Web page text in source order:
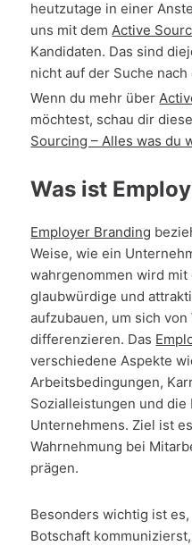
heutzutage in einer
uns mit demActive
Kandidaten. Das sind
nicht auf der Suche
Wenn du mehr über
möchtest, schau dir
Sourcing – Alles was du
Was ist
Employer Branding
Weise, wie ein
wahrgenommen wird mit
glaubwürdige und
aufzubauen, um sich
differenzieren. Das
verschiedene Aspekte
Arbeitsbedingungen,
Sozialleistungen und die
Unternehmens. Ziel ist
Wahrnehmung bei
prägen.
Besonders wichtig ist
Botschaft